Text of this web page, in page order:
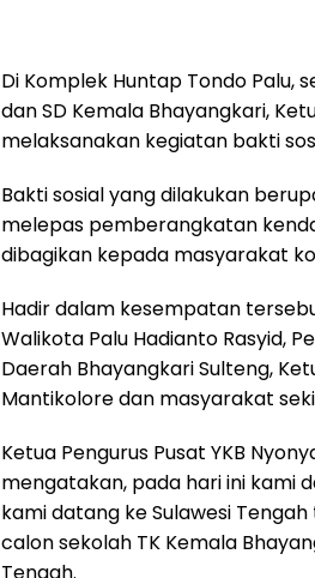
Di Komplek Huntap Tondo Palu,
dan SD Kemala Bhayangkari,
melaksanakan kegiatan bakti
Bakti sosial yang dilakukan
melepas pemberangkatan
dibagikan kepada masyarakat
Hadir dalam kesempatan
Walikota Palu Hadianto Rasyid,
Daerah Bhayangkari Sulteng,
Mantikolore dan masyarakat
Ketua Pengurus Pusat YKB
mengatakan, pada hari ini kami
kami datang ke Sulawesi
calon sekolah TK Kemala
Tengah.